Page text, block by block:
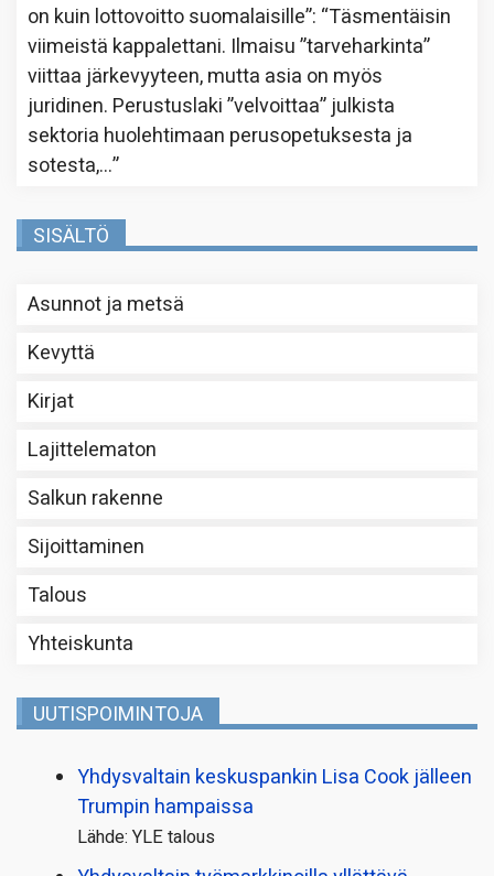
on kuin lottovoitto suomalaisille”: “Täsmentäisin
viimeistä kappalettani. Ilmaisu ”tarveharkinta”
viittaa järkevyyteen, mutta asia on myös
juridinen. Perustuslaki ”velvoittaa” julkista
sektoria huolehtimaan perusopetuksesta ja
sotesta,…”
SISÄLTÖ
Asunnot ja metsä
Kevyttä
Kirjat
Lajittelematon
Salkun rakenne
Sijoittaminen
Talous
Yhteiskunta
UUTISPOIMINTOJA
Yhdysvaltain keskuspankin Lisa Cook jälleen
Trumpin hampaissa
Lähde: YLE talous